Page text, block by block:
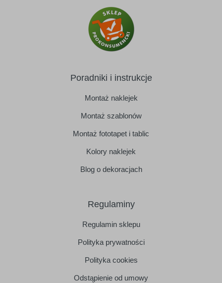
Poradniki i instrukcje
Montaż naklejek
Montaż szablonów
Montaż fototapet i tablic
Kolory naklejek
Blog o dekoracjach
Regulaminy
Regulamin sklepu
Polityka prywatności
Polityka cookies
Odstąpienie od umowy